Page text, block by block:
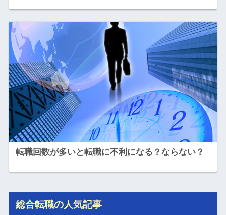
転職回数が多いと転職に不利になる？ならない？
総合転職の人気記事